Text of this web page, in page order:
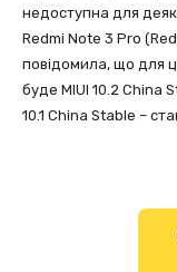
недоступна для
Redmi Note 3 Pro
повідомила, що для
буде MIUI 10.2 China
10.1 China Stable –